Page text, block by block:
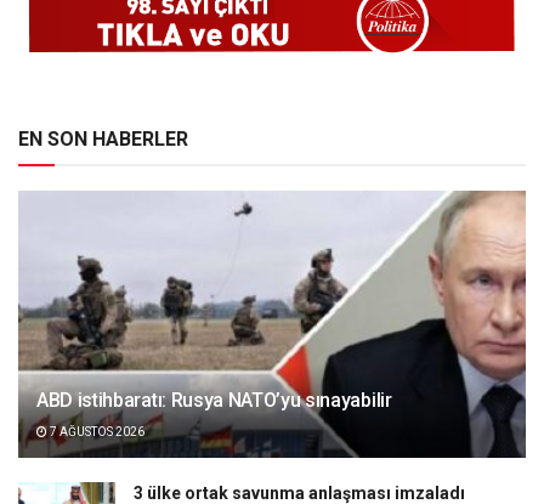
EN SON HABERLER
ABD istihbaratı: Rusya NATO’yu sınayabilir
7 AĞUSTOS 2026
3 ülke ortak savunma anlaşması imzaladı